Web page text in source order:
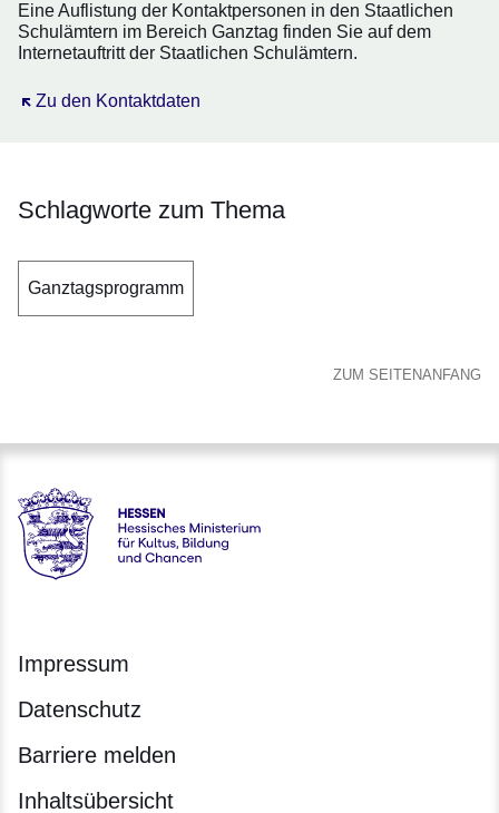
Eine Auflistung der Kontaktpersonen in den Staatlichen
Schulämtern im Bereich Ganztag finden Sie auf dem
Internetauftritt der Staatlichen Schulämtern.
Zu den Kontaktdaten
Öffnet sich in einem neuen Fenster
Schlagworte zum Thema
Ganztagsprogramm
ZUM SEITENANFANG
Hessen - Hessisches Ministerium für Kultus, Bildung und
Impressum
Datenschutz
Barriere melden
Inhaltsübersicht